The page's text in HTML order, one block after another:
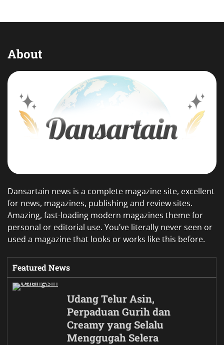
About
Dansartain news is a complete magazine site, excellent
for news, magazines, publishing and review sites.
Amazing, fast-loading modern magazines theme for
personal or editorial use. You’ve literally never seen or
used a magazine that looks or works like this before.
Featured News
Udang Telur Asin,
Perpaduan Gurih dan
Creamy yang Selalu
Menggugah Selera